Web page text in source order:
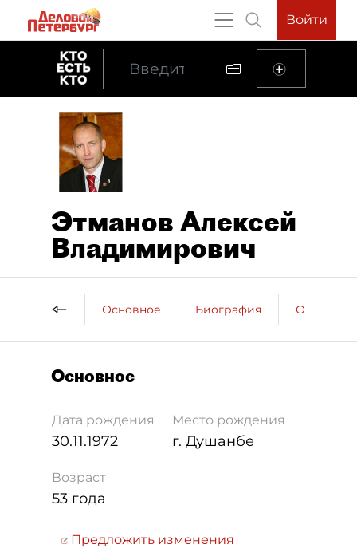
Войти
Этманов Алексей
Владимирович
Основное Биография
Основное
Дата рождения
30.11.1972
Место рождения
г. Душанбе
Возраст
53 года
Предложить изменения